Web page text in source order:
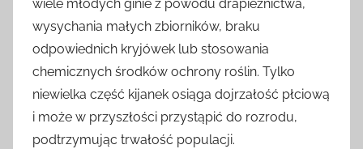
wiele młodych ginie z powodu drapieżnictwa,
wysychania małych zbiorników, braku
odpowiednich kryjówek lub stosowania
chemicznych środków ochrony roślin. Tylko
niewielka część kijanek osiąga dojrzałość płciową
i może w przyszłości przystąpić do rozrodu,
podtrzymując trwałość populacji.